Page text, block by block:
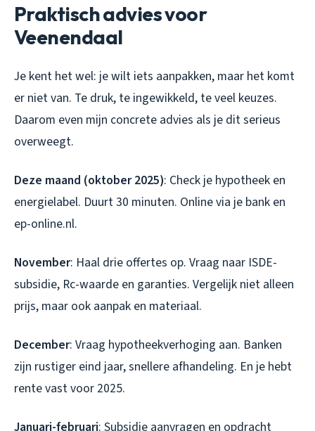
Praktisch advies voor
Veenendaal
Je kent het wel: je wilt iets aanpakken, maar het komt
er niet van. Te druk, te ingewikkeld, te veel keuzes.
Daarom even mijn concrete advies als je dit serieus
overweegt.
Deze maand (oktober 2025): Check je hypotheek en
energielabel. Duurt 30 minuten. Online via je bank en
ep-online.nl.
November: Haal drie offertes op. Vraag naar ISDE-
subsidie, Rc-waarde en garanties. Vergelijk niet alleen
prijs, maar ook aanpak en materiaal.
December: Vraag hypotheekverhoging aan. Banken
zijn rustiger eind jaar, snellere afhandeling. En je hebt
rente vast voor 2025.
Januari-februari: Subsidie aanvragen en opdracht